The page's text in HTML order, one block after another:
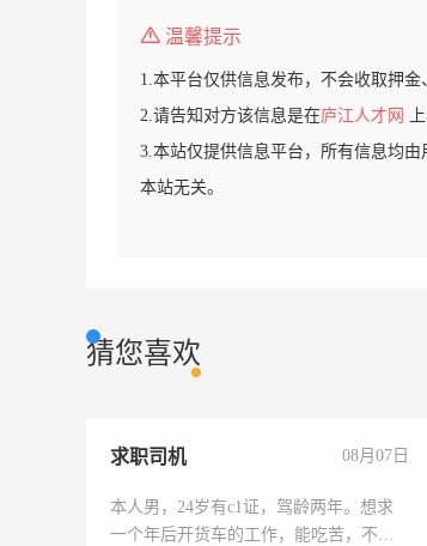
温馨提示
1.本平台仅供信息发布，不会收取押金
2.请告知对方该信息是在庐江人才网
3.本站仅提供信息平台，所有信息均
本站无关。
猜您喜欢
求职司机 08月07日
本人男，24岁有c1证，驾龄两年。想求
一个年后开货车的工作，能吃苦，不怕